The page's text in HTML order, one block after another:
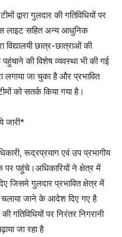
गुलदार की गतिविधियों पर
लाइट सहित अन्य आधुनिक
विद्यालयी छात्र-छात्राओं की
की विशेष व्यवस्था भी की गई
जा चुका है और प्रभावित
को सतर्क किया गया है।
जारी*
रूद्रप्रयाग एवं उप प्रभागीय
पर पहुंचे।अधिकारियों ने क्षेत्र में
जिसमे गुलदार प्रभावित क्षेत्र में
जाने के आदेश दिए गए है
गतिविधियों पर निरंतर निगरानी
जा रहा है